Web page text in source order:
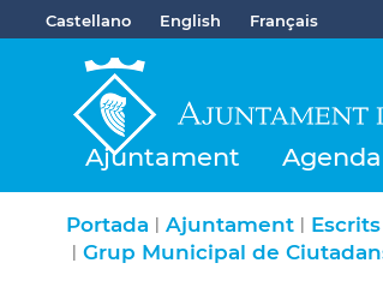
Castellano English Français
Ajuntament
Portada | Ajuntament |
| Grup Municipal de